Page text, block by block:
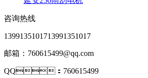
咨询热线
1399135101713991351017
邮箱：760615499@qq.com
QQ：760615499